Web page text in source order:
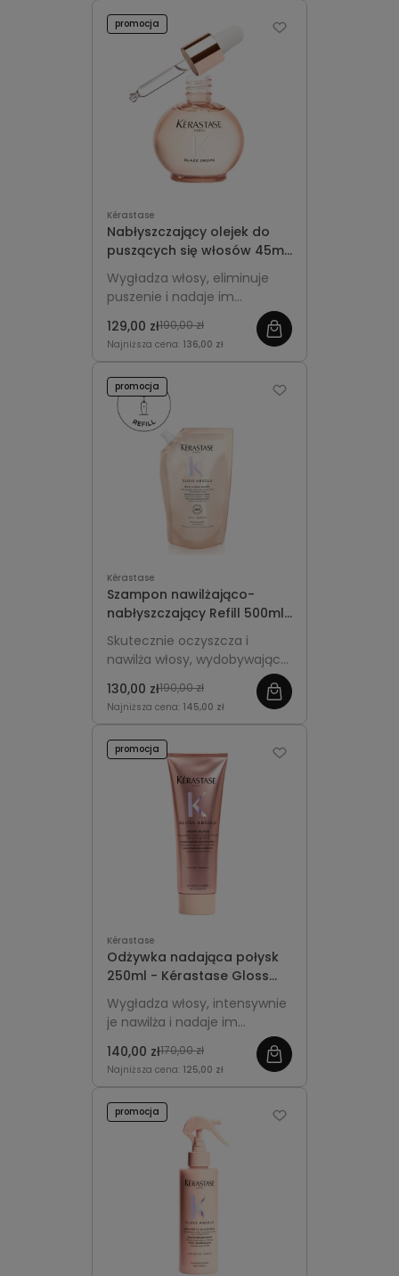
Kérastase
Nabłyszczający olejek do
puszących się włosów 45ml
- Kérastase Gloss Absolu
Glaze Drops
Wygładza włosy, eliminuje
puszenie i nadaje im
jedwabistą miękkość.
129,00 zł190,00 zł
Najniższa cena: 136,00 zł
promocja
Kérastase
Szampon nawilżająco-
nabłyszczający Refill 500ml
- Kérastase Gloss Absolu
Hydra-Glaze
Skutecznie oczyszcza i
nawilża włosy, wydobywając
Ekologiczne opakowanie Refill
do uzupełniania.
130,00 zł190,00 zł
Najniższa cena: 145,00 zł
promocja
Kérastase
Odżywka nadająca połysk
250ml - Kérastase Gloss
Absolu Insta-Glaze
Wygładza włosy, intensywnie
je nawilża i nadaje im
obciążania.
140,00 zł170,00 zł
Najniższa cena: 125,00 zł
promocja
promocja